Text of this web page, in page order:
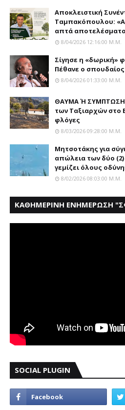
Αποκλειστική
Ταμπακόπουλου:
απτά αποτελέσματα
8/04/2026 12:16:00 Μ.μ.
Σίγησε η «δωρική»
Πέθανε o
8/04/2026 01:33:00 Μ.μ.
ΘΑΥΜΑ Ή ΣΥΜΠΤΩΣΗ;
των Tαξιαρχών στο
φλόγες
8/03/2026 09:28:00 Μ.μ.
Μητσοτάκης για
απώλεια των δύο
γεμίζει όλους
8/02/2026 08:03:00 Μ.μ.
ΚΑΘΗΜΕΡΙΝΗ ΕΝΗΜΕΡΩΣΗ
SOCIAL PLUGIN